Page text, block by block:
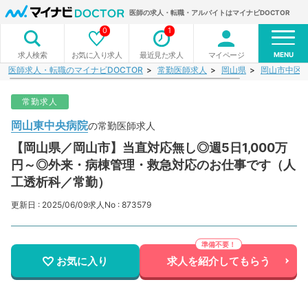
医師の求人・転職・アルバイトはマイナビDOCTOR
求人検索 お気に入り求人
0
最近見た求人
1
マイページ MENU
医師求人・転職のマイナビDOCTOR 常勤医師求人 岡山県 岡山市中区
常勤求人
岡山東中央病院の常勤医師求人
【岡山県／岡山市】当直対応無し◎週5日1,000万
円～◎外来・病棟管理・救急対応のお仕事です（人
工透析科／常勤）
更新日 : 2025/06/09求人No : 873579
お気に入り 求人を紹介してもらう